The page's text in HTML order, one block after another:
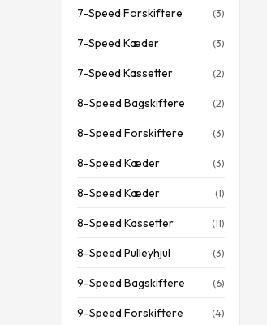
7-Speed Forskiftere (3)
7-Speed Kæder (3)
7-Speed Kassetter (2)
8-Speed Bagskiftere (2)
8-Speed Forskiftere (3)
8-Speed Kæder (3)
8-Speed Kæder (1)
8-Speed Kassetter (11)
8-Speed Pulleyhjul (3)
9-Speed Bagskiftere (6)
9-Speed Forskiftere (4)